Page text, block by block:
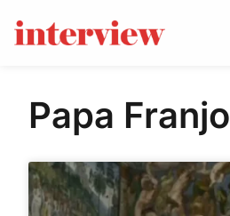
Papa Franjo